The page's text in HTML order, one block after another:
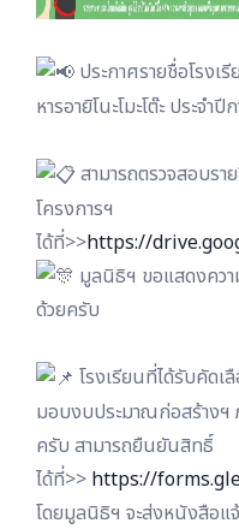
ประกาศรายชื่อโรงเ
หารอายิโนะโมะโต๊ะ ประจำ
สามารถตรวจสอบรา
โครงการฯ
ได้ที่>>https://
มูลนิธิฯ ขอแสดงคว
ด้วยครับ
โรงเรียนที่ได้รับคัด
มอบงบประมาณก่อสร้างฯ
ครับ สามารถยืนยันสิทธิ์
ได้ที่>> https://
โดยมูลนิธิฯ จะส่งหนังสือแ